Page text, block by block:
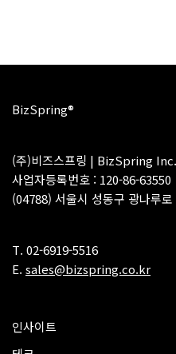
BizSpring®
(주)비즈스프링 | BizSpring Inc.
사업자등록번호 : 120-86-63550
(04788) 서울시 성동구 광나루
T. 02-6919-5516
E. sales@bizspring.co.kr
인사이트